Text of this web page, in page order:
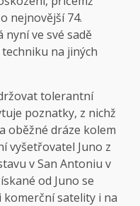
nejnovější 74.
nyní ve své sadě
na jiných
tolerantní
poznatky, z nichž
oběžné dráze kolem
vyšetřovatel Juno z
v San Antoniu v
od Juno se
satelity i na